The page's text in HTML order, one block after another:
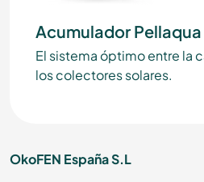
Acumulador Pellaqua
El sistema óptimo entre la
los colectores solares.
OkoFEN España S.L